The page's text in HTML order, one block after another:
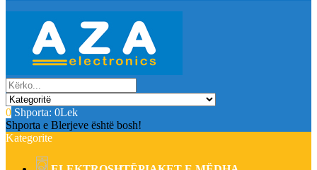
0 Shporta: 0Lek
Shporta e Blerjeve është bosh!
Kategorite